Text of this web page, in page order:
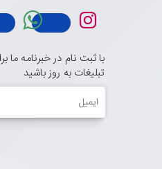
با ثبت نام در خبرنامه ما
تبلیغات به روز باشید
ایمیل